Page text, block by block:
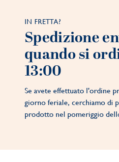
IN FRETTA?
Spedizione
quando si
13:00
Se avete effettuato l'ordine
giorno feriale, cerchiamo di
prodotto nel pomeriggio